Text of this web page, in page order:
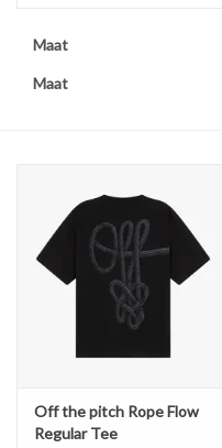
Maat
Maat
Off the pitch Rope Flow
Regular Tee